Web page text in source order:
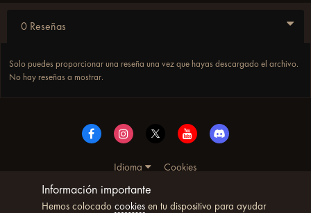
0 Reseñas
Solo puedes proporcionar una reseña una vez que hayas descargado el archivo.
No hay reseñas a mostrar.
Idioma
Cookies
© Copyright UltimoWoW™ 2025. Todos los derechos
reservados
Información importante
Hemos colocado cookiesen tu dispositivo para ayudar